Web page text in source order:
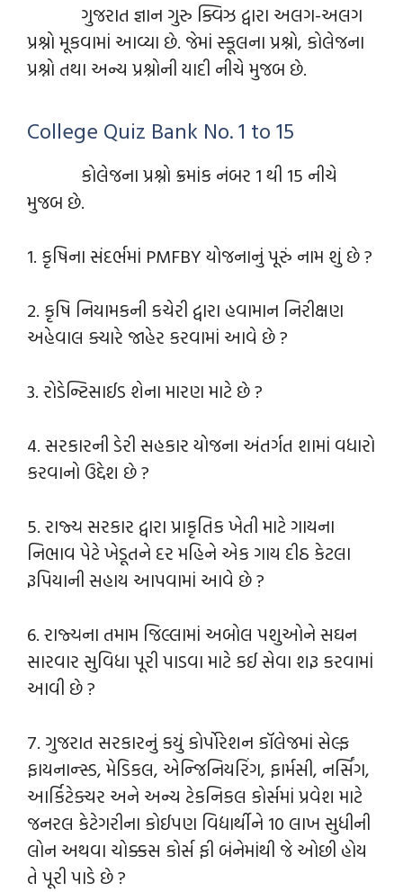
ગુજરાત જ્ઞાન ગુરુ ક્વિઝ દ્વારા અલગ-અલગ
પ્રશ્નો મૂકવામાં આવ્યા છે. જેમાં સ્કૂલના પ્રશ્નો, કોલેજના
પ્રશ્નો તથા અન્ય પ્રશ્નોની યાદી નીચે મુજબ છે.
College Quiz Bank No. 1 to 15
કોલેજના પ્રશ્નો ક્રમાંક નંબર 1 થી 15 નીચે
મુજબ છે.
1. કૃષિના સંદર્ભમાં PMFBY યોજનાનું પૂરું નામ શું છે ?
2. કૃષિ નિયામકની કચેરી દ્વારા હવામાન નિરીક્ષણ
અહેવાલ ક્યારે જાહેર કરવામાં આવે છે ?
3. રોડેન્ટિસાઈડ શેના મારણ માટે છે ?
4. સરકારની ડેરી સહકાર યોજના અંતર્ગત શામાં વધારો
કરવાનો ઉદ્દેશ છે ?
5. રાજ્ય સરકાર દ્વારા પ્રાકૃતિક ખેતી માટે ગાયના
નિભાવ પેટે ખેડૂતને દર મહિને એક ગાય દીઠ કેટલા
રૂપિયાની સહાય આપવામાં આવે છે ?
6. રાજ્યના તમામ જિલ્લામાં અબોલ પશુઓને સઘન
સારવાર સુવિધા પૂરી પાડવા માટે કઈ સેવા શરૂ કરવામાં
આવી છે ?
7. ગુજરાત સરકારનું કયું કોર્પોરેશન કૉલેજમાં સેલ્ફ
ફાયનાન્સ્ડ, મેડિકલ, એન્જિનિયરિંગ, ફાર્મસી, નર્સિંગ,
આર્કિટેક્ચર અને અન્ય ટેકનિકલ કોર્સમાં પ્રવેશ માટે
જનરલ કેટેગરીના કોઈપણ વિદ્યાર્થીને 10 લાખ સુધીની
લોન અથવા ચોક્કસ કોર્સ ફી બંનેમાંથી જે ઓછી હોય
તે પૂરી પાડે છે ?